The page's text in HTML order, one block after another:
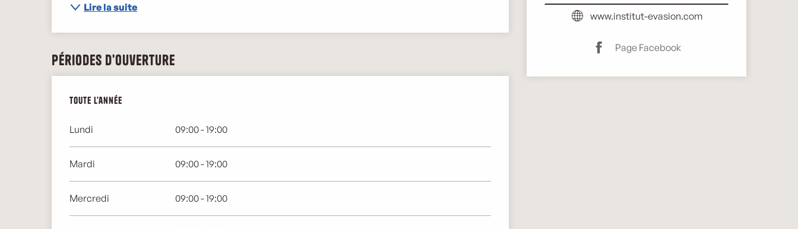
www.institut-evasion.com
Page Facebook
Lire la suite
Périodes d'ouverture
Toute l'année
Toute l'année
Lundi 09:00 - 19:00
Mardi 09:00 - 19:00
Mercredi 09:00 - 19:00